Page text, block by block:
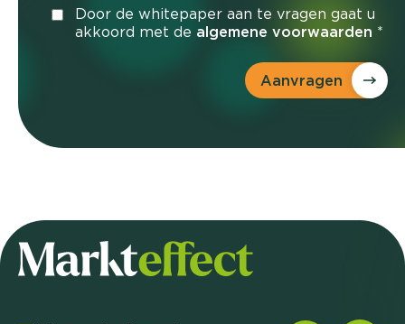
Door de whitepaper aan te vragen gaat u
akkoord met de algemene voorwaarden *
Aanvragen